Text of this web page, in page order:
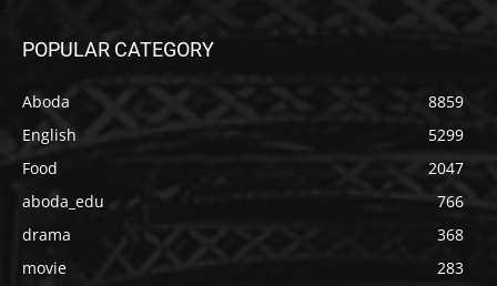
POPULAR CATEGORY
Aboda
8859
English
5299
Food
2047
aboda_edu
766
drama
368
movie
283